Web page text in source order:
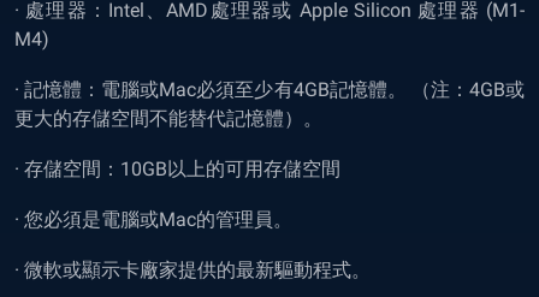
· 處理器：Intel、AMD處理器或 Apple Silicon 處理器 (M1-
M4)
· 記憶體：電腦或Mac必須至少有4GB記憶體。 （注：4GB或
更大的存儲空間不能替代記憶體）。
· 存儲空間：10GB以上的可用存儲空間
· 您必須是電腦或Mac的管理員。
· 微軟或顯示卡廠家提供的最新驅動程式。